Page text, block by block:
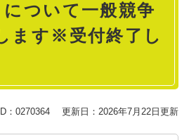
について一般競争
ます※受付終了し
：0270364 更新日：2026年7月22日更新